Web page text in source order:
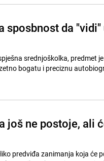
sposbnost da "vidi"
srednjoškolka, predmet
bogatu i preciznu
još ne postoje, ali
predviđa zanimanja koja će